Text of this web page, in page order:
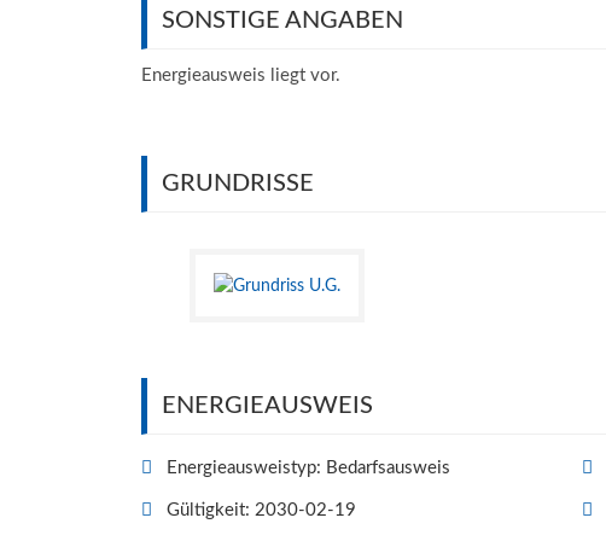
SONSTIGE ANGABEN
Energieausweis liegt vor.
GRUNDRISSE
ENERGIEAUSWEIS
Energieausweistyp: Bedarfsausweis
Gültigkeit: 2030-02-19